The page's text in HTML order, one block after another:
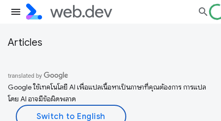
Articles
Google ใช้เทคโนโลยี AI เพื่อแปลเนื้อหาเป็นภาษาที่คุณต้องการ การแปล
โดย AI อาจมีข้อผิดพลาด